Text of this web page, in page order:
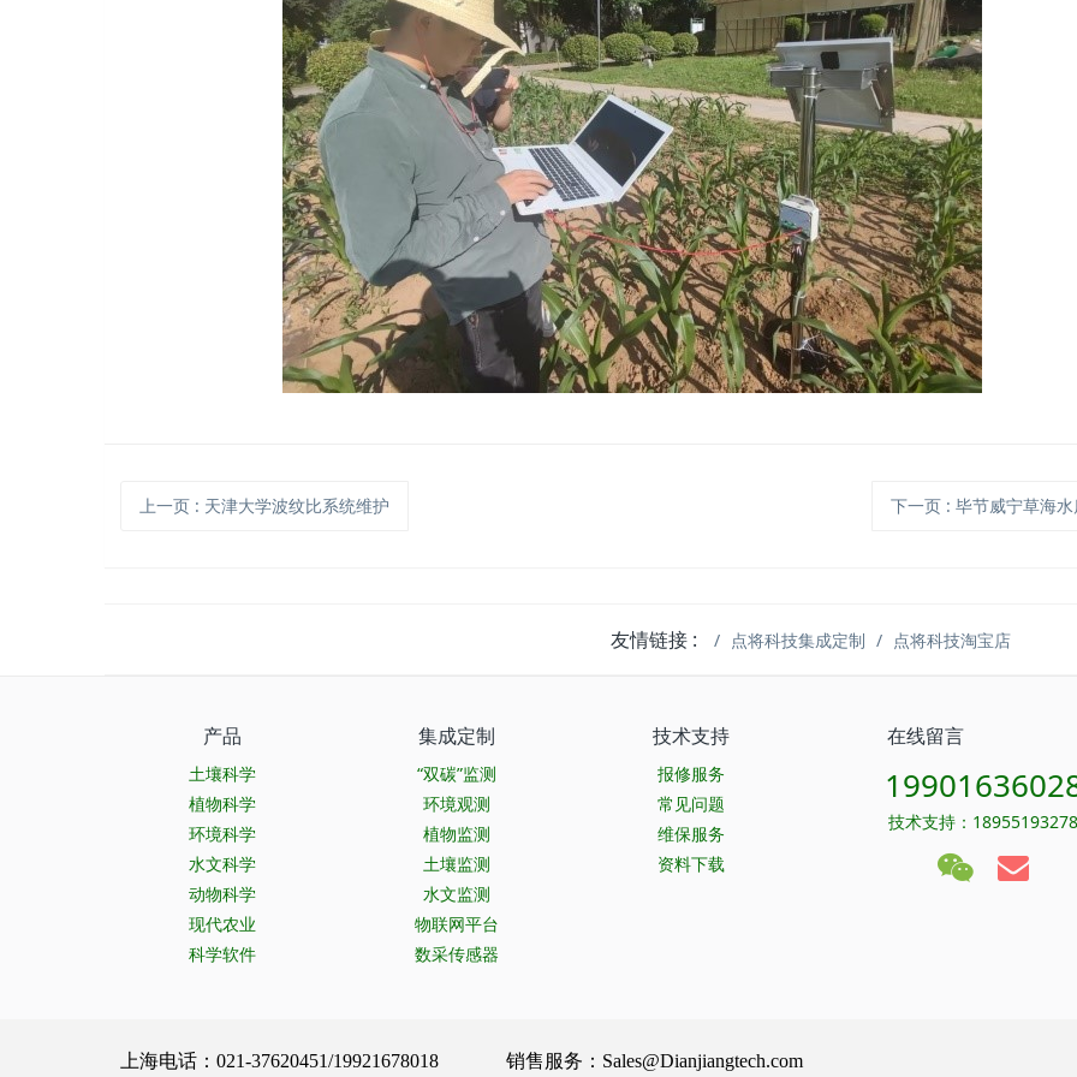
上一页 : 天津大学波纹比系统维护 下一页 : 毕节威宁草海
友情链接 : 点将科技集成定制 点将科技淘宝店
产品
土壤科学
植物科学
环境科学
水文科学
动物科学
现代农业
科学软件
集成定制
“双碳”监测
环境观测
植物监测
土壤监测
水文监测
物联网平台
数采传感器
技术支持
报修服务
常见问题
维保服务
资料下载
在线留言
技术支持：
上海电话：021-37620451/19921678018 销售服务：Sales@Dianjiangtech.com